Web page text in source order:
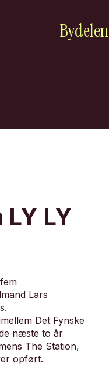
Bydelen
LY
Lars
Det Fynske
næste to år
The Station,
opført.